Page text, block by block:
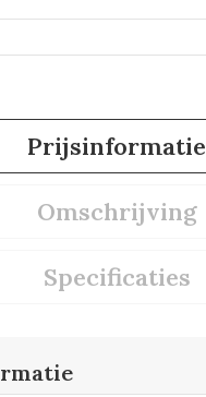
Prijsinformatie
Omschrijving
Specificaties